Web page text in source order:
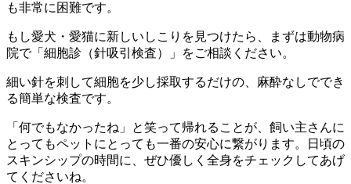
も非常に困難です。
もし愛犬・愛猫に新しいしこりを見つけたら、まずは動物病
院で「細胞診（針吸引検査）」をご相談ください。
細い針を刺して細胞を少し採取するだけの、麻酔なしででき
る簡単な検査です。
「何でもなかったね」と笑って帰れることが、飼い主さんに
とってもペットにとっても一番の安心に繋がります。日頃の
スキンシップの時間に、ぜひ優しく全身をチェックしてあげ
てくださいね。